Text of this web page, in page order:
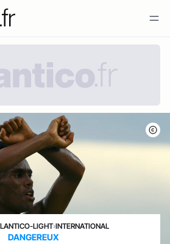
LIGHT›INTERNATIONAL
DANGEREUX